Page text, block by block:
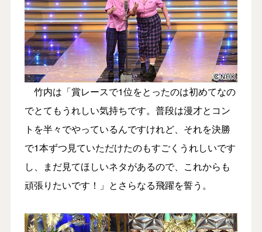
竹内は「賞レースで1位をとったのは初めてなの
でとてもうれしい気持ちです。普段は漫才とコン
トを半々でやっているんですけれど、それを決勝
で1本ずつ見ていただけたのもすごくうれしいです
し、まだ見てほしいネタがあるので、これからも
頑張りたいです！」とさらなる飛躍を誓う。